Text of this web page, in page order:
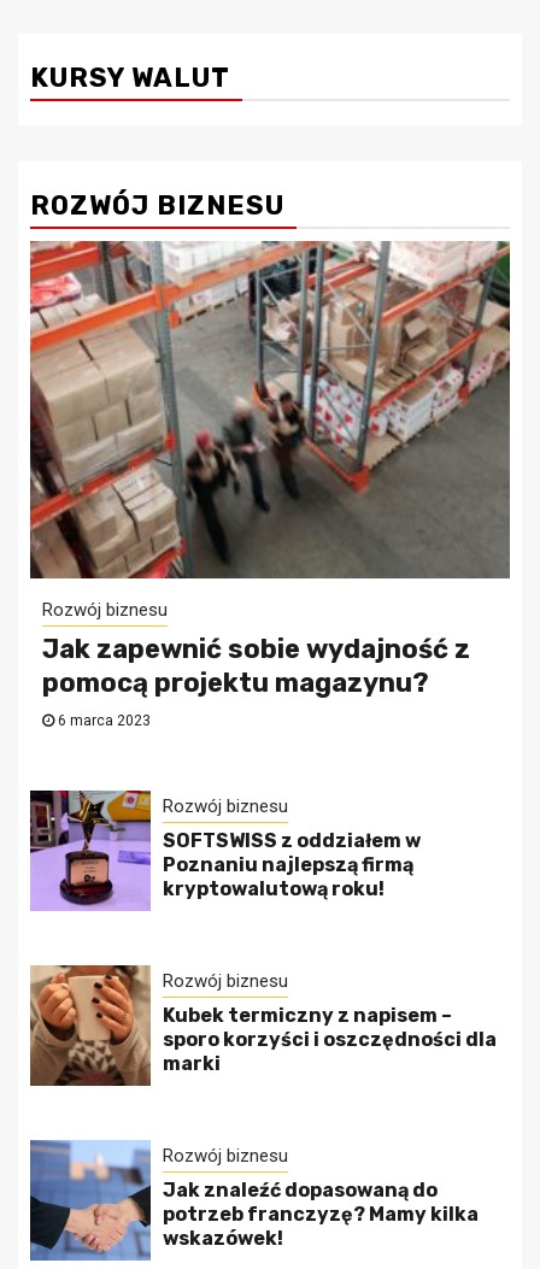
KURSY WALUT
ROZWÓJ BIZNESU
Rozwój biznesu
Jak zapewnić sobie wydajność z
pomocą projektu magazynu?
6 marca 2023
Rozwój biznesu
SOFTSWISS z oddziałem w
Poznaniu najlepszą firmą
kryptowalutową roku!
Rozwój biznesu
Kubek termiczny z napisem –
sporo korzyści i oszczędności dla
marki
Rozwój biznesu
Jak znaleźć dopasowaną do
potrzeb franczyzę? Mamy kilka
wskazówek!